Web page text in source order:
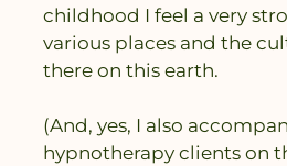
childhood I feel a very
various places and the
there on this earth.
(And, yes, I also
hypnotherapy clients on